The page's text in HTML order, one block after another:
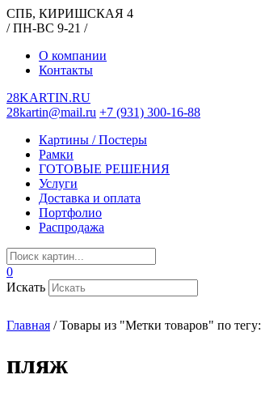
СПБ, КИРИШСКАЯ 4
/ ПН-ВС 9-21 /
О компании
Контакты
28KARTIN.RU
28kartin@mail.ru +7 (931) 300-16-88
Картины / Постеры
Рамки
ГОТОВЫЕ РЕШЕНИЯ
Услуги
Доставка и оплата
Портфолио
Распродажа
0
Искать
Главная /Товары из "Метки товаров" по тегу:
пляж